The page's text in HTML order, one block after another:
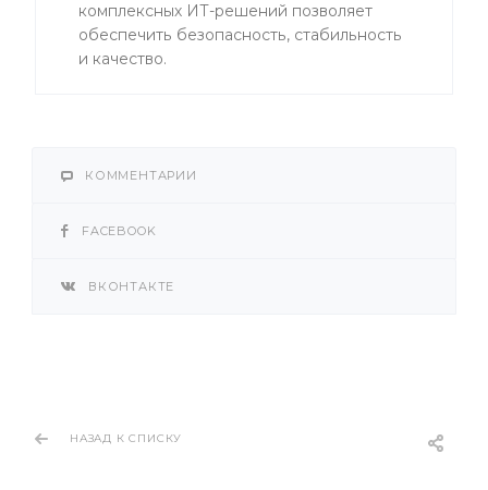
комплексных ИТ-решений позволяет
обеспечить безопасность, стабильность
и качество.
КОММЕНТАРИИ
FACEBOOK
ВКОНТАКТЕ
НАЗАД К СПИСКУ